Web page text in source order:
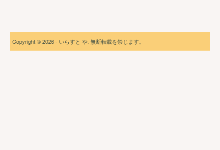
Copyright © 2026 - いらすと や. 無断転載を禁じます。